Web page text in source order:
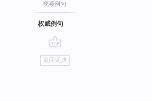
视频例句
权威例句
go
top
返回词典